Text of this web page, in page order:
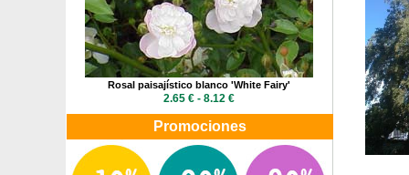
Rosal paisajístico blanco 'White Fairy'
2.65 € - 8.12 €
Promociones